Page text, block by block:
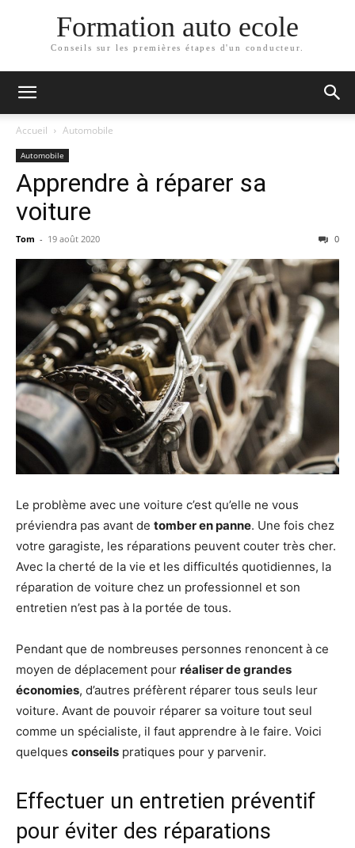
Formation auto ecole
Conseils sur les premières étapes d'un conducteur.
Accueil Automobile
Automobile
Apprendre à réparer sa
voiture
Tom - 19 août 2020 0
Le problème avec une voiture c’est qu’elle ne vous
préviendra pas avant de tomber en panne. Une fois chez
votre garagiste, les réparations peuvent couter très cher.
Avec la cherté de la vie et les difficultés quotidiennes, la
réparation de voiture chez un professionnel et son
entretien n’est pas à la portée de tous.
Pendant que de nombreuses personnes renoncent à ce
moyen de déplacement pour réaliser de grandes
économies, d’autres préfèrent réparer tous seuls leur
voiture. Avant de pouvoir réparer sa voiture tout seul
comme un spécialiste, il faut apprendre à le faire. Voici
quelques conseils pratiques pour y parvenir.
Effectuer un entretien préventif
pour éviter des réparations